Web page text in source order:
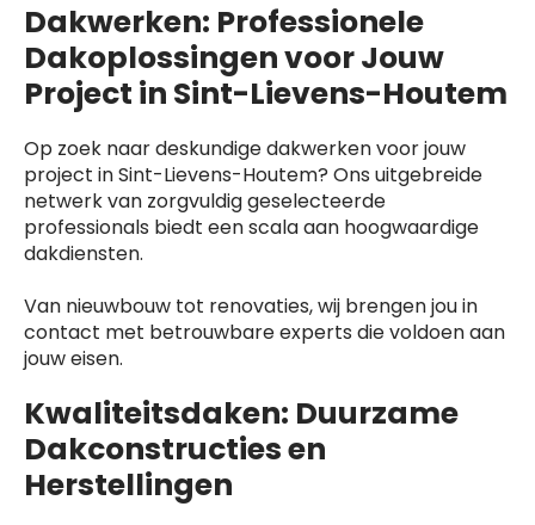
Dakwerken: Professionele
Dakoplossingen voor Jouw
Project in Sint-Lievens-Houtem
Op zoek naar deskundige dakwerken voor jouw
project in Sint-Lievens-Houtem? Ons uitgebreide
netwerk van zorgvuldig geselecteerde
professionals biedt een scala aan hoogwaardige
dakdiensten.
Van nieuwbouw tot renovaties, wij brengen jou in
contact met betrouwbare experts die voldoen aan
jouw eisen.
Kwaliteitsdaken: Duurzame
Dakconstructies en
Herstellingen